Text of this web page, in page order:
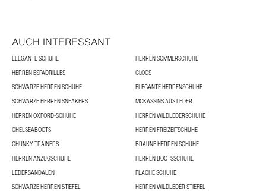
AUCH INTERESSANT
ELEGANTE SCHUHE
HERREN SOMMERSCHUHE
HERREN ESPADRILLES
CLOGS
SCHWARZE HERREN SCHUHE
ELEGANTE HERRENSCHUHE
SCHWARZE HERREN SNEAKERS
MOKASSINS AUS LEDER
HERREN OXFORD-SCHUHE
HERREN WILDLEDERSCHUHE
CHELSEABOOTS
HERREN FREIZEITSCHUHE
CHUNKY TRAINERS
BRAUNE HERREN SCHUHE
HERREN ANZUGSCHUHE
HERREN BOOTSSCHUHE
LEDERSANDALEN
FLACHE SCHUHE
SCHWARZE HERREN STIEFEL
HERREN WILDLEDER STIEFEL